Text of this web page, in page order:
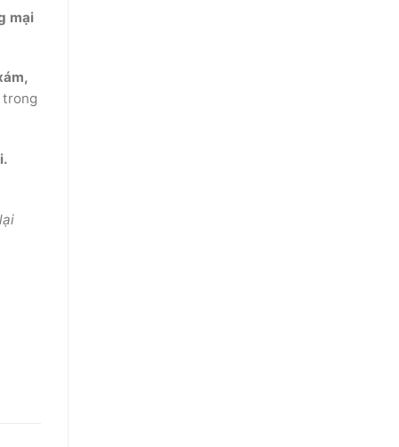
mại
trong